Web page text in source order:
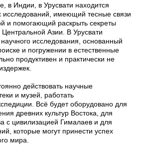
в Индии, в Урусвати находится
исследований, имеющий тесные связи
и помогающий раскрыть секреты
Азии. В Урусвати
исследования, основанный
и погружении в естественные
продуктивен и практически не
действовать научные
и музей, работать
Всё будет оборудовано для
древних культур Востока, для
с цивилизацией Гималаев и для
которые могут принести успех
мира.